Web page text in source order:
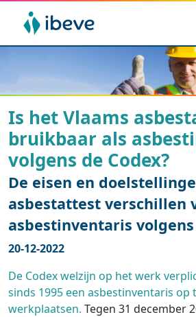
Is het Vlaams
bruikbaar als
volgens de Codex?
De eisen en
asbestattest verschillen
asbestinventaris volgens
20-12-2022
De Codex welzijn op het werk
sinds 1995 een asbestinventaris op
werkplaatsen. Tegen 31 december